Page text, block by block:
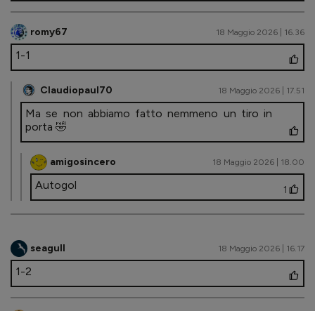
romy67 18 Maggio 2026 | 16.36
1-1
Claudiopaul70 18 Maggio 2026 | 17.51
Ma se non abbiamo fatto nemmeno un tiro in
porta 🤣
amigosincero 18 Maggio 2026 | 18.00
Autogol 1
seagull 18 Maggio 2026 | 16.17
1-2